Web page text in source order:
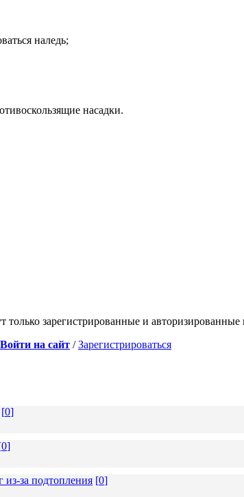
наледь;
насадки.
только зарегистрированные и авторизированные
Войти на сайт /Зарегистрироваться
[0]
0]
из-за подтопления [0]